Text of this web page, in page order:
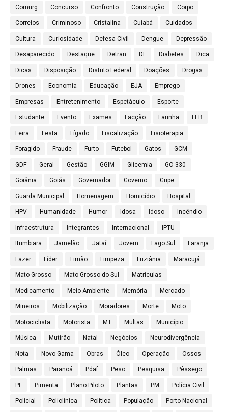
Comurg Concurso Confronto Construção Corpo
Correios Criminoso Cristalina Cuiabá Cuidados
Cultura Curiosidade Defesa Civil Dengue Depressão
Desaparecido Destaque Detran DF Diabetes Dica
Dicas Disposição Distrito Federal Doações Drogas
Drones Economia Educação EJA Emprego
Empresas Entretenimento Espetáculo Esporte
Estudante Evento Exames Facção Farinha FEB
Feira Festa Fígado Fiscalização Fisioterapia
Foragido Fraude Furto Futebol Gatos GCM
GDF Geral Gestão GGIM Glicemia GO-330
Goiânia Goiás Governador Governo Gripe
Guarda Municipal Homenagem Homicídio Hospital
HPV Humanidade Humor Idosa Idoso Incêndio
Infraestrutura Integrantes Internacional IPTU
Itumbiara Jamelão Jataí Jovem Lago Sul Laranja
Lazer Líder Limão Limpeza Luziânia Maracujá
Mato Grosso Mato Grosso do Sul Matrículas
Medicamento Meio Ambiente Memória Mercado
Mineiros Mobilização Moradores Morte Moto
Motociclista Motorista MT Multas Município
Música Mutirão Natal Negócios Neurodivergência
Nota Novo Gama Obras Óleo Operação Ossos
Palmas Paranoá Pdaf Peso Pesquisa Pêssego
PF Pimenta Plano Piloto Plantas PM Polícia Civil
Policial Policlínica Política População Porto Nacional